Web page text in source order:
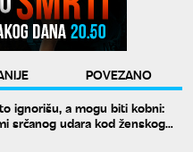
POVEZANO
ignorišu, a mogu biti kobni:
srčanog udara kod ženskog